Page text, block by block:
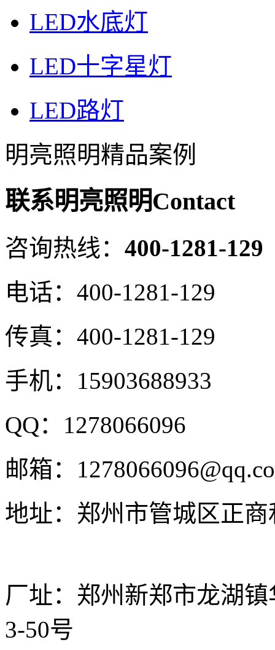
LED水底灯
LED十字星灯
LED路灯
明亮照明精品案例
联系明亮照明Contact
咨询热线： 400-1281-129
电话： 400-1281-129
传真： 400-1281-129
手机： 15903688933
QQ： 1278066096
邮箱：
地址： 郑州市管城区正
厂址： 郑州新郑市龙湖
3-50号